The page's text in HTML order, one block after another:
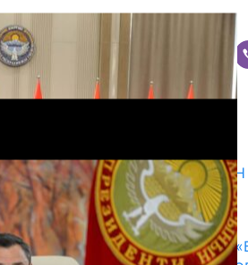
Комментарийлер
ГЕНДЕРДИК
ЗОМБУЛУКТАН КОРГОО
07.08.2026
КЫРГЫЗ ТАРЫХЫ ТАСМАДА: